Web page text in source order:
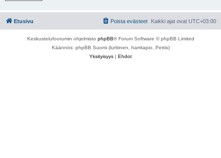
Etusivu Kaikki ajat ovat UTC+03:00
Poista evästeet
Keskustelufoorumin ohjelmisto phpBB® Forum Software © phpBB Limited
Käännös: phpBB Suomi (lurttinen, harritapio, Pettis)
Yksityisyys | Ehdot